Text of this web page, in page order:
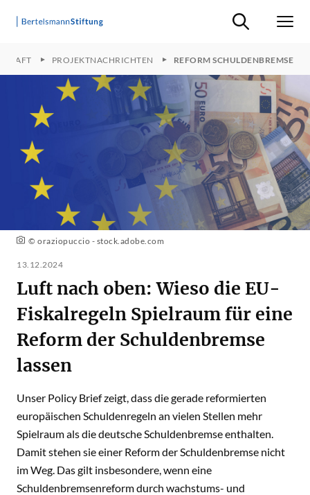
Suche ein-/
PROJEKTNACHRICHTEN REFORM SCHULDENBREMSE
© oraziopuccio - stock.adobe.com
13.12.2024
Luft nach oben: Wieso die EU-
Fiskalregeln Spielraum für eine
Reform der Schuldenbremse
lassen
Unser Policy Brief zeigt, dass die gerade reformierten
europäischen Schuldenregeln an vielen Stellen mehr
Spielraum als die deutsche Schuldenbremse enthalten.
Damit stehen sie einer Reform der Schuldenbremse nicht
im Weg. Das gilt insbesondere, wenn eine
Schuldenbremsenreform durch wachstums- und